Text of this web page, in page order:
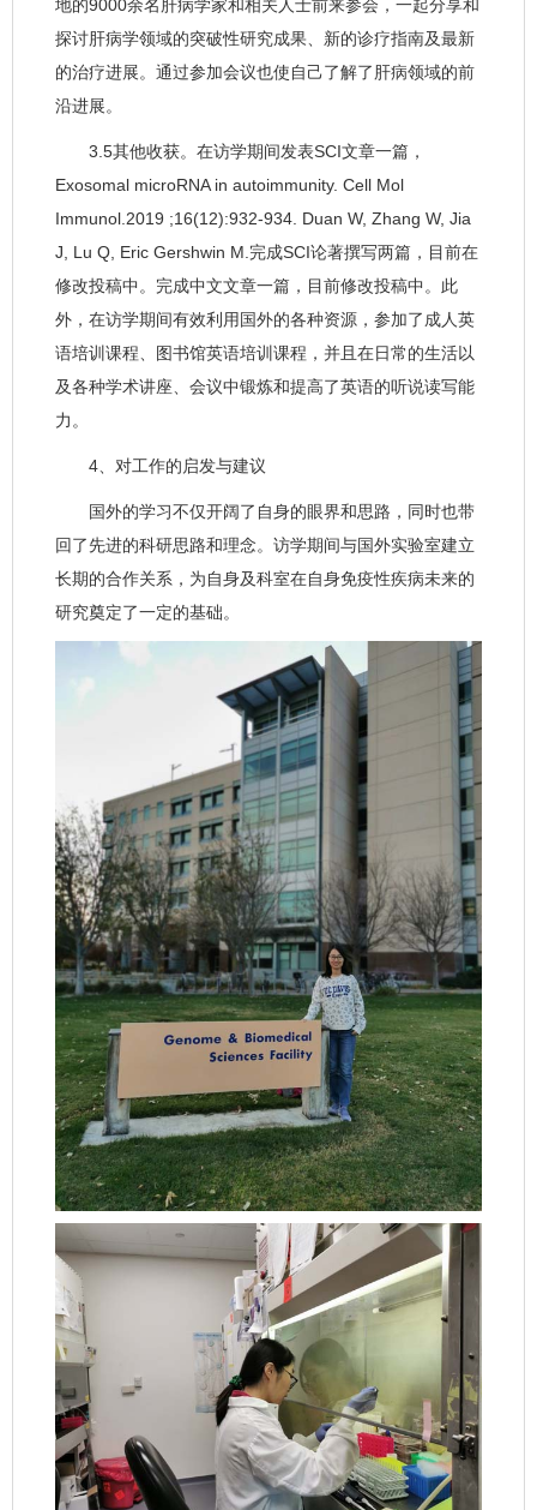
地的9000余名肝病学家和相关人士前来参会，一起分享和
探讨肝病学领域的突破性研究成果、新的诊疗指南及最新
的治疗进展。通过参加会议也使自己了解了肝病领域的前
沿进展。
3.5其他收获。在访学期间发表SCI文章一篇，
Exosomal microRNA in autoimmunity. Cell Mol
Immunol.2019 ;16(12):932-934. Duan W, Zhang W, Jia
J, Lu Q, Eric Gershwin M.完成SCI论著撰写两篇，目前在
修改投稿中。完成中文文章一篇，目前修改投稿中。此
外，在访学期间有效利用国外的各种资源，参加了成人英
语培训课程、图书馆英语培训课程，并且在日常的生活以
及各种学术讲座、会议中锻炼和提高了英语的听说读写能
力。
4、对工作的启发与建议
国外的学习不仅开阔了自身的眼界和思路，同时也带
回了先进的科研思路和理念。访学期间与国外实验室建立
长期的合作关系，为自身及科室在自身免疫性疾病未来的
研究奠定了一定的基础。